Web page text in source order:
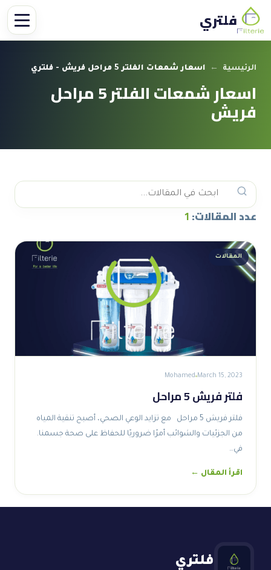
فلتري
الرئيسية ← اسعار شمعات الفلتر 5 مراحل فريش - فلتري
اسعار شمعات الفلتر 5 مراحل
فريش
عدد المقالات:1
المقالات
March 15, 2023
Mohamed
فلتر فريش 5 مراحل
فلتر فريش 5 مراحل مع تزايد الوعي الصحي، أصبح تنقية المياه
من الجزئيات والشوائب أمرًا ضروريًا للحفاظ على صحة جسمنا.
في…
اقرأ المقال ←
فلتري